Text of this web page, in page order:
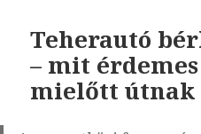
Teherautó
– mit
mielőtt